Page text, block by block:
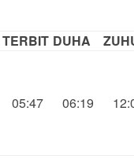
TERBIT DUHA
05:47 06:19